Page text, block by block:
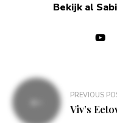
Bekijk al
Bericht
navigatie
PREVIOUS
Viv’s